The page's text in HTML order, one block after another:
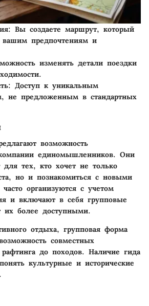
: Вы создаете маршрут, который
вашим предпочтениям и
изменять детали поездки
: Доступ к уникальным
не предложенным в стандартных
возможность
единомышленников. Они
для тех, кто хочет не только
но и познакомиться с новыми
организуются с учетом
и включают в себя групповые
их более доступными.
отдыха, групповая форма
совместных
до походов. Наличие гида
культурные и исторические